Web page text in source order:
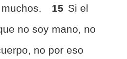
15 Si el
no soy mano, no
no por eso